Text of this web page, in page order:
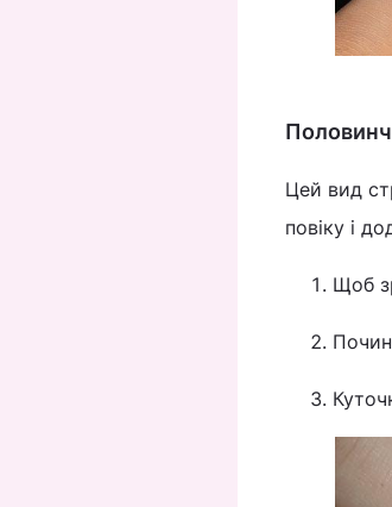
Цей вид
повіку і
Щоб